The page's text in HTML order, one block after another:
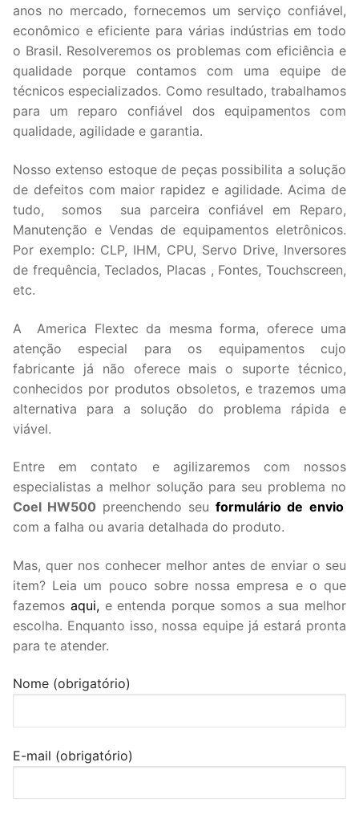
anos no mercado, fornecemos um serviço confiável,
econômico e eficiente para várias indústrias em todo
o Brasil. Resolveremos os problemas com eficiência e
qualidade porque contamos com uma equipe de
técnicos especializados. Como resultado, trabalhamos
para um reparo confiável dos equipamentos com
qualidade, agilidade e garantia.
Nosso extenso estoque de peças possibilita a solução
de defeitos com maior rapidez e agilidade. Acima de
tudo, somos sua parceira confiável em Reparo,
Manutenção e Vendas de equipamentos eletrônicos.
Por exemplo: CLP, IHM, CPU, Servo Drive, Inversores
de frequência, Teclados, Placas , Fontes, Touchscreen,
etc.
A America Flextec da mesma forma, oferece uma
atenção especial para os equipamentos cujo
fabricante já não oferece mais o suporte técnico,
conhecidos por produtos obsoletos, e trazemos uma
alternativa para a solução do problema rápida e
viável.
Entre em contato e agilizaremos com nossos
especialistas a melhor solução para seu problema no
Coel HW500 preenchendo seuformulário de envio
com a falha ou avaria detalhada do produto.
Mas, quer nos conhecer melhor antes de enviar o seu
item? Leia um pouco sobre nossa empresa e o que
fazemos aqui,e entenda porque somos a sua melhor
escolha. Enquanto isso, nossa equipe já estará pronta
para te atender.
Nome (obrigatório)
E-mail (obrigatório)